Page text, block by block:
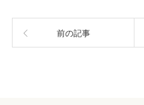
前の記事